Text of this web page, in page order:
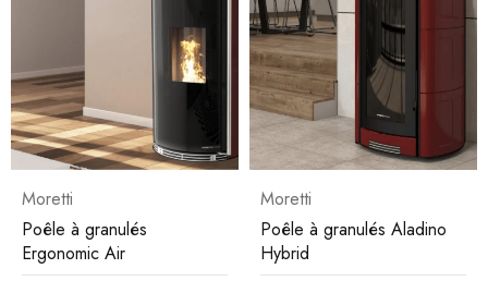
Moretti
Poêle à granulés
Ergonomic Air
Moretti
Poêle à granulés Aladino
Hybrid